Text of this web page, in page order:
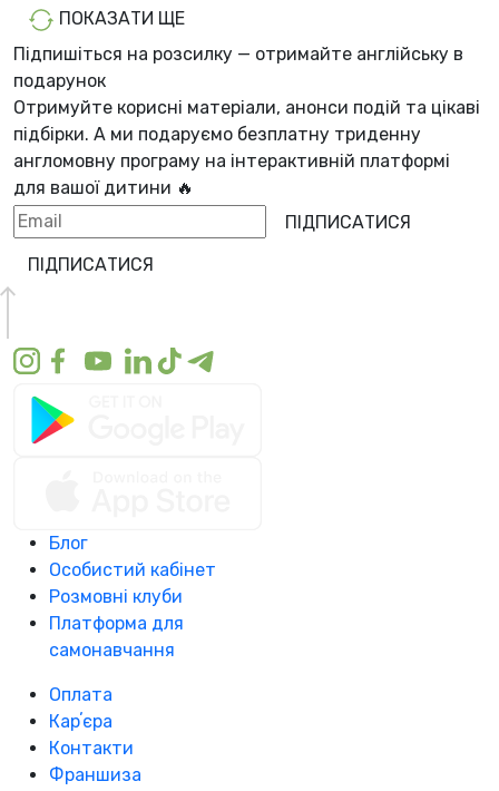
ПОКАЗАТИ ЩЕ
Підпишіться на розсилку — отримайте англійську в
подарунок
Отримуйте корисні матеріали, анонси подій та цікаві
підбірки. А ми подаруємо безплатну триденну
англомовну програму на інтерактивній платформі
для вашої дитини 🔥
ПІДПИСАТИСЯ
ПІДПИСАТИСЯ
Блог
Особистий кабінет
Розмовні клуби
Платформа для
самонавчання
Оплата
Карʼєра
Контакти
Франшиза